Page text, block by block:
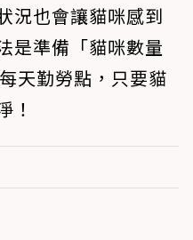
況也會讓貓咪感到
是準備「貓咪數量
天勤勞點，只要貓
！